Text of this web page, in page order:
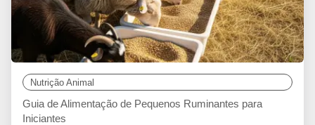
Nutrição Animal
Guia de Alimentação de Pequenos Ruminantes para
Iniciantes